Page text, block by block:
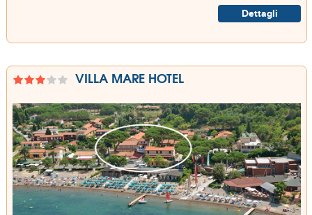
Dettagli
VILLA MARE HOTEL